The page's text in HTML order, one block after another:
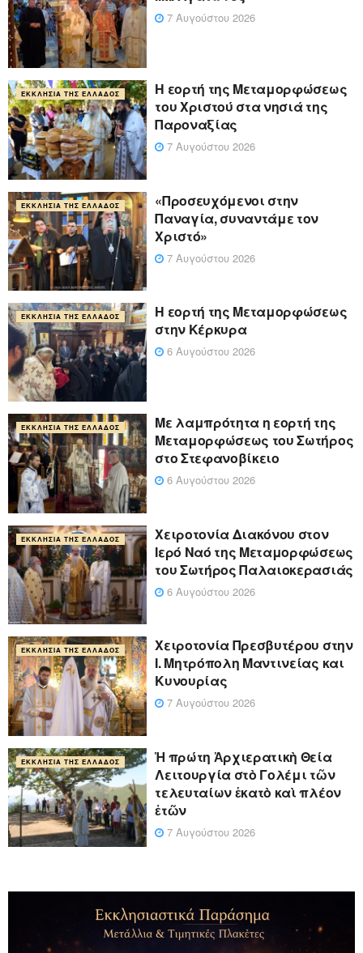
7 Αυγούστου 2026
ΕΚΚΛΗΣΊΑ ΤΗΣ ΕΛΛΆΔΟΣ
Η εορτή της Μεταμορφώσεως
του Χριστού στα νησιά της
Παροναξίας
7 Αυγούστου 2026
ΕΚΚΛΗΣΊΑ ΤΗΣ ΕΛΛΆΔΟΣ
«Προσευχόμενοι στην
Παναγία, συναντάμε τον
Χριστό»
7 Αυγούστου 2026
ΕΚΚΛΗΣΊΑ ΤΗΣ ΕΛΛΆΔΟΣ
Η εορτή της Μεταμορφώσεως
στην Κέρκυρα
6 Αυγούστου 2026
ΕΚΚΛΗΣΊΑ ΤΗΣ ΕΛΛΆΔΟΣ
Με λαμπρότητα η εορτή της
Μεταμορφώσεως του Σωτήρος
στο Στεφανοβίκειο
6 Αυγούστου 2026
ΕΚΚΛΗΣΊΑ ΤΗΣ ΕΛΛΆΔΟΣ
Χειροτονία Διακόνου στον
Ιερό Ναό της Μεταμορφώσεως
του Σωτήρος Παλαιοκερασιάς
6 Αυγούστου 2026
ΕΚΚΛΗΣΊΑ ΤΗΣ ΕΛΛΆΔΟΣ
Xειροτονία Πρεσβυτέρου στην
Ι. Μητρόπολη Μαντινείας και
Κυνουρίας
7 Αυγούστου 2026
ΕΚΚΛΗΣΊΑ ΤΗΣ ΕΛΛΆΔΟΣ
Ἡ πρώτη Ἀρχιερατικὴ Θεία
Λειτουργία στὸ Γολέμι τῶν
τελευταίων ἑκατὸ καὶ πλέον
ἐτῶν
7 Αυγούστου 2026